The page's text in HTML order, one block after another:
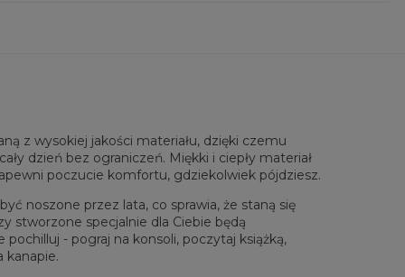
z wysokiej jakości materiału, dzięki czemu
dzień bez ograniczeń. Miękki i ciepły materiał
poczucie komfortu, gdziekolwiek pójdziesz.
noszone przez lata, co sprawia, że staną się
stworzone specjalnie dla Ciebie będą
- pograj na konsoli, poczytaj książką,
kanapie.